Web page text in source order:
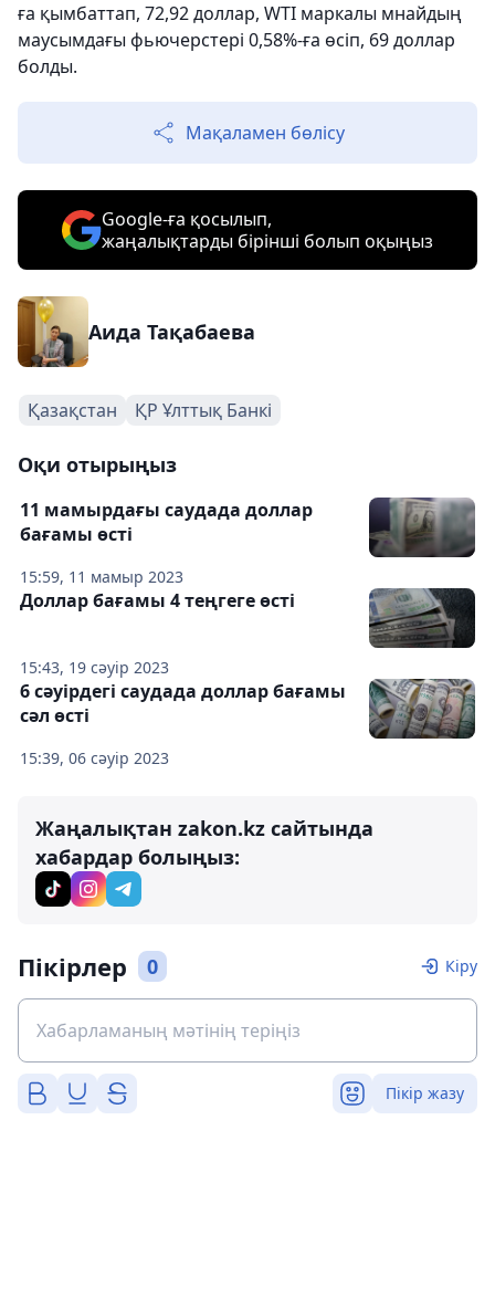
ға қымбаттап, 72,92 доллар, WTI маркалы мнайдың
маусымдағы фьючерстері 0,58%-ға өсіп, 69 доллар
болды.
Мақаламен бөлісу
Google-ға қосылып,
жаңалықтарды бірінші болып оқыңыз
Аида Тақабаева
Қазақстан ҚР Ұлттық Банкі
Оқи отырыңыз
15:59, 11 мамыр 2023
11 мамырдағы саудада доллар
бағамы өсті
15:43, 19 сәуір 2023
Доллар бағамы 4 теңгеге өсті
15:39, 06 сәуір 2023
6 сәуірдегі саудада доллар бағамы
сәл өсті
Жаңалықтан zakon.kz сайтында
хабардар болыңыз:
Пікірлер 0 Кіру
Пікір жазу